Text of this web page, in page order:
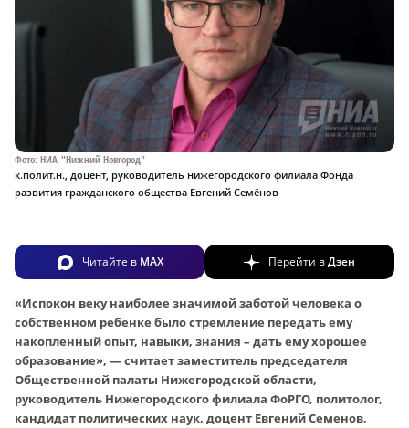
Фото: НИА "Нижний Новгород"
к.полит.н., доцент, руководитель нижегородского филиала Фонда
развития гражданского общества Евгений Семёнов
Читайте в MAX Перейти вДзен
«Испокон веку наиболее значимой заботой человека о
собственном ребенке было стремление передать ему
накопленный опыт, навыки, знания – дать ему хорошее
образование», — считает заместитель председателя
Общественной палаты Нижегородской области,
руководитель Нижегородского филиала ФоРГО, политолог,
кандидат политических наук, доцент Евгений Семенов,